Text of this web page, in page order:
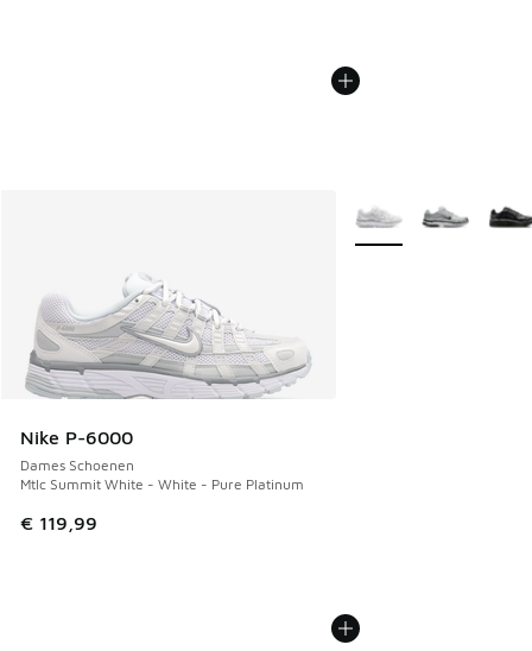
Nike P-6000
Dames Schoenen
Mtlc Summit White - White - Pure Platinum
€ 119,99
Meer kleuren